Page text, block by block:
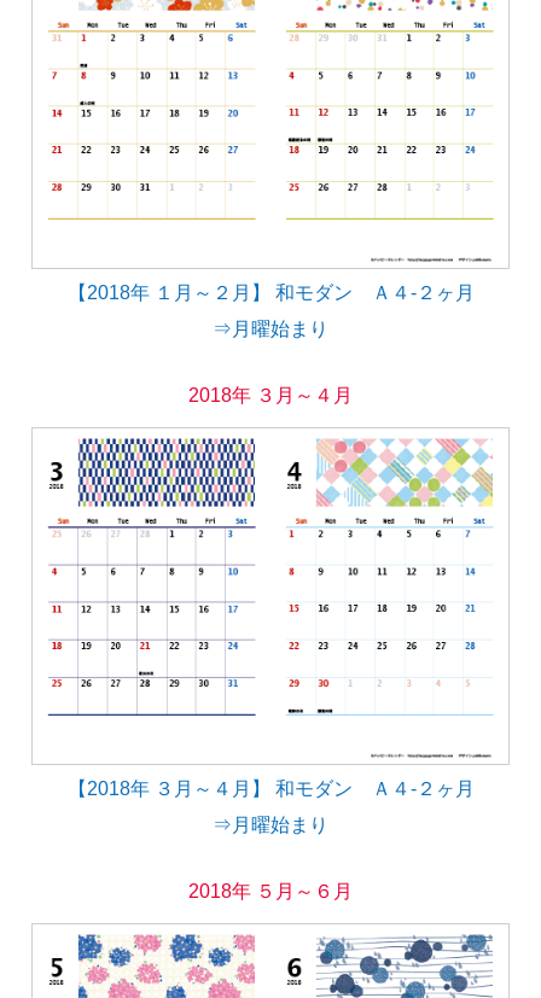
【2018年 １月～２月】 和モダン Ａ４-２ヶ月
⇒月曜始まり
2018年 ３月～４月
【2018年 ３月～４月】 和モダン Ａ４-２ヶ月
⇒月曜始まり
2018年 ５月～６月